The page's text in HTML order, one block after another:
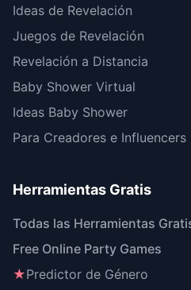
Ideas de Revelación
Juegos de Revelación
Revelación a Distancia
Baby Shower Virtual
Ideas Baby Shower
Para Creadores e Influencers
Herramientas Gratis
Todas las Herramientas
Free Online Party Games
★Predictor de Género